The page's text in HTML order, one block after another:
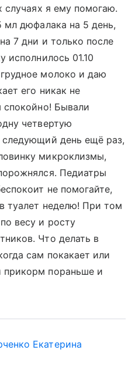
случаях я ему помогаю.
мл дюфалака на 5 день,
7 дни и только после
исполнилось 01.10
молоко и даю
его никак не
спокойно! Бывали
четвертую
следующий день ещё раз,
микроклизмы,
Педиатры
не помогайте,
туалет неделю! При том
весу и росту
Что делать в
сам покакает или
прикорм пораньше и
Екатерина